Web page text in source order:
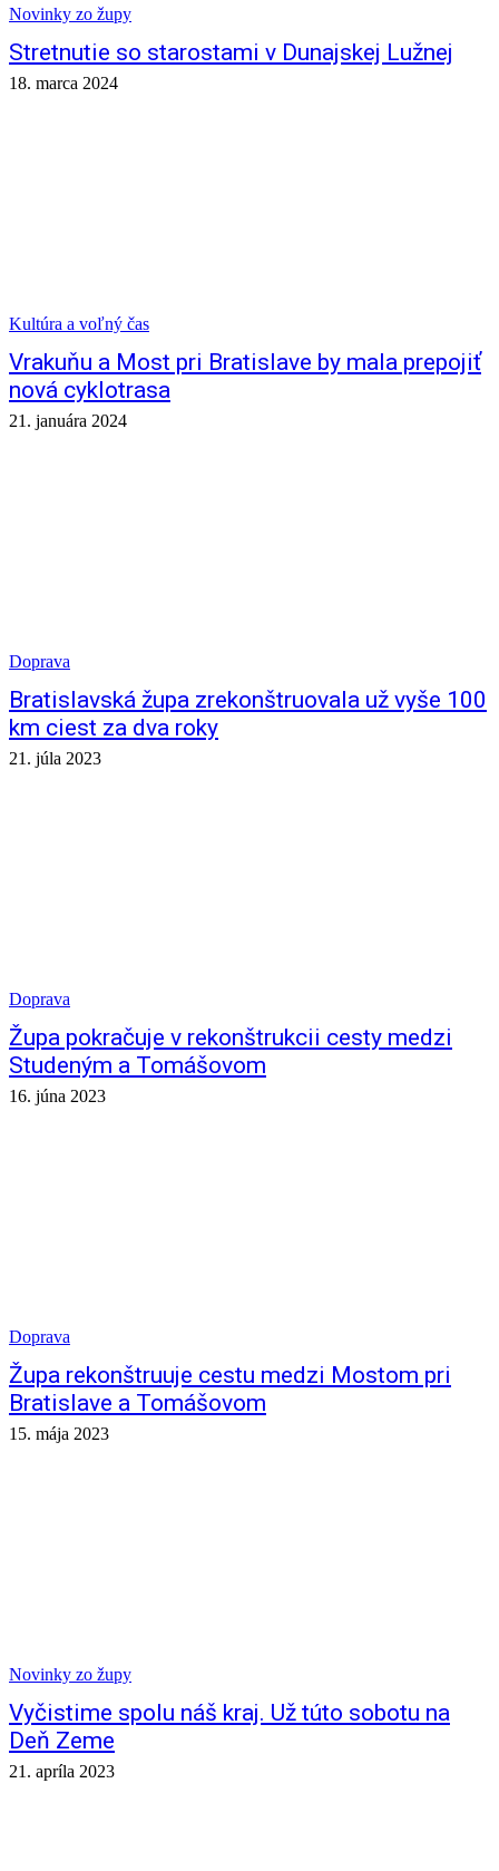
Novinky zo župy
Stretnutie so starostami v Dunajskej Lužnej
18. marca 2024
Kultúra a voľný čas
Vrakuňu a Most pri Bratislave by mala prepojiť
nová cyklotrasa
21. januára 2024
Doprava
Bratislavská župa zrekonštruovala už vyše 100
km ciest za dva roky
21. júla 2023
Doprava
Župa pokračuje v rekonštrukcii cesty medzi
Studeným a Tomášovom
16. júna 2023
Doprava
Župa rekonštruuje cestu medzi Mostom pri
Bratislave a Tomášovom
15. mája 2023
Novinky zo župy
Vyčistime spolu náš kraj. Už túto sobotu na
Deň Zeme
21. apríla 2023